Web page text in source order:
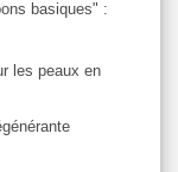
basiques" :
les peaux en